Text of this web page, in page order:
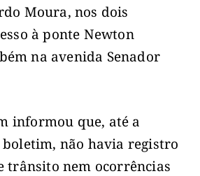
Moura, nos dois
à ponte Newton
na avenida Senador
informou que, até a
não havia registro
trânsito nem ocorrências